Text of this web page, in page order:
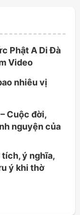
Phật A Di Đà
Video
nhiêu vị
Cuộc đời,
nguyện của
ý nghĩa,
ý khi thờ